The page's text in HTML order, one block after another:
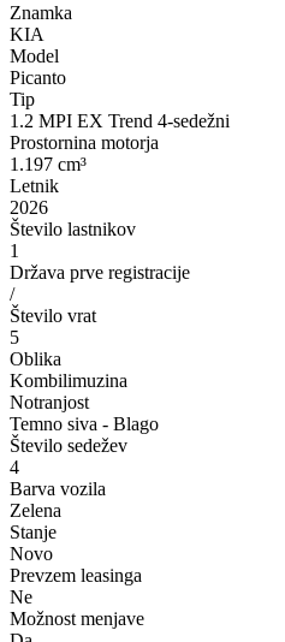
Znamka
KIA
Model
Picanto
Tip
1.2 MPI EX Trend 4-sedežni
Prostornina motorja
1.197 cm³
Letnik
2026
Število lastnikov
1
Država prve registracije
/
Število vrat
5
Oblika
Kombilimuzina
Notranjost
Temno siva - Blago
Število sedežev
4
Barva vozila
Zelena
Stanje
Novo
Prevzem leasinga
Ne
Možnost menjave